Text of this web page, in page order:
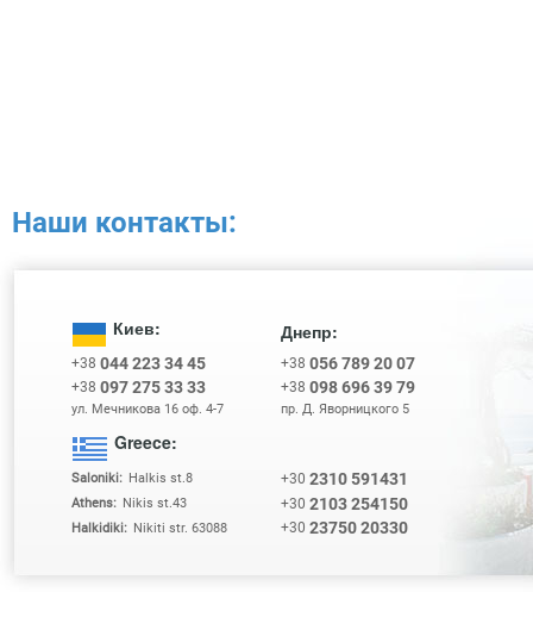
Наши контакты:
Киев: Днепр:
+38 044 223 34 45 +38 056 789 20 07
+38 097 275 33 33 +38 098 696 39 79
ул. Мечникова 16 оф. 4-7 пр. Д. Яворницкого 5
Greece:
Saloniki: Halkis st.8 +30 2310 591431
Athens: Nikis st.43 +30 2103 254150
Halkidiki: Nikiti str. 63088 +30 23750 20330